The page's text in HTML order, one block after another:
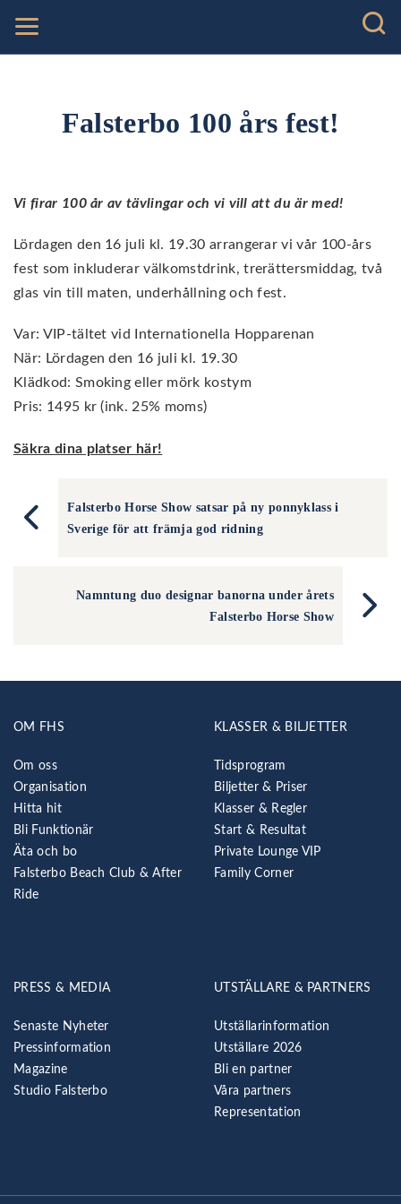
Falsterbo 100 års fest!
Vi firar 100 år av tävlingar och vi vill att du är med!
Lördagen den 16 juli kl. 19.30 arrangerar vi vår 100-års
fest som inkluderar välkomstdrink, trerättersmiddag, två
glas vin till maten, underhållning och fest.
Var: VIP-tältet vid Internationella Hopparenan
När: Lördagen den 16 juli kl. 19.30
Klädkod: Smoking eller mörk kostym
Pris: 1495 kr (ink. 25% moms)
Säkra dina platser här!
Falsterbo Horse Show satsar på ny ponnyklass i
Sverige för att främja god ridning
Namntung duo designar banorna under årets
Falsterbo Horse Show
OM FHS
Om oss
Organisation
Hitta hit
Bli Funktionär
Äta och bo
Falsterbo Beach Club & After
Ride
KLASSER & BILJETTER
Tidsprogram
Biljetter & Priser
Klasser & Regler
Start & Resultat
Private Lounge VIP
Family Corner
PRESS & MEDIA
Senaste Nyheter
Pressinformation
Magazine
Studio Falsterbo
UTSTÄLLARE & PARTNERS
Utställarinformation
Utställare 2026
Bli en partner
Våra partners
Representation